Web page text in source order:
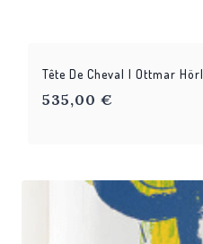
Tête De Cheval | Ottmar Hörl
535,00 €